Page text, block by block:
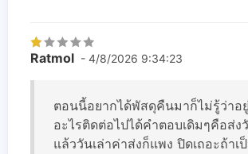
Ratmol - 4/8/2026 9:34:23
ตอนนี้อยากได้พัสดุคืนมาก็ไม่รู้ว่าอ
อะไรติดต่อไปได้คำตอบเดิมๆคือส่
แล้ววันเล่าค่าส่งก็แพง ปิดเถอะถ้าเ